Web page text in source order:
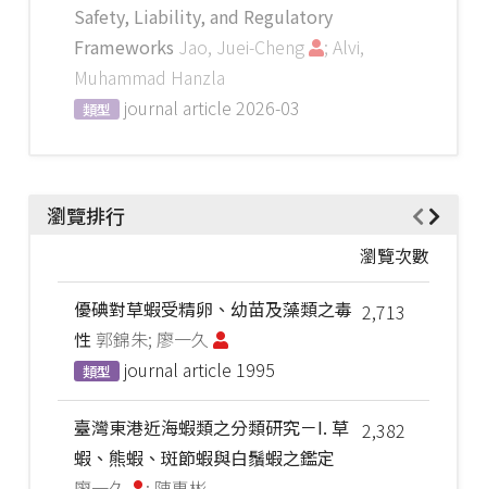
Safety, Liability, and Regulatory
Frameworks Jao, Juei-Cheng
; Alvi,
Muhammad Hanzla
類型 journal article 2026-03
瀏覽排行
瀏覽次數
2,713
優碘對草蝦受精卵、幼苗及藻類之毒
性 郭錦朱; 廖一久
類型 journal article 1995
2,382
臺灣東港近海蝦類之分類研究－I. 草
蝦、熊蝦、斑節蝦與白鬚蝦之鑑定